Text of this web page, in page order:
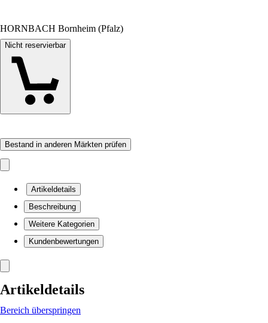
HORNBACH Bornheim (Pfalz)
Nicht reservierbar
Bestand in anderen Märkten prüfen
Artikeldetails
Beschreibung
Weitere Kategorien
Kundenbewertungen
Artikeldetails
Bereich überspringen